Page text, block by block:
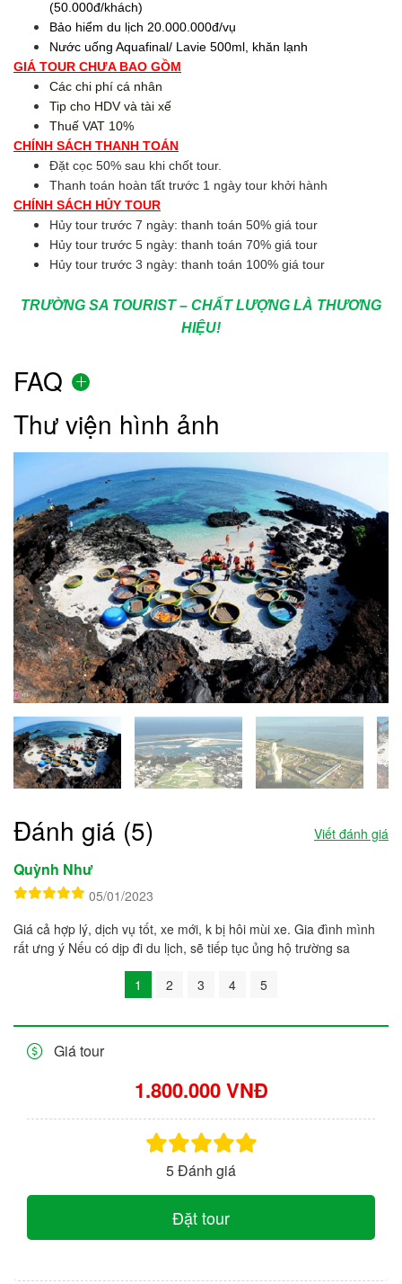
(50.000đ/khách)
Bảo hiểm du lịch 20.000.000đ/vụ
Nước uống Aquafinal/ Lavie 500ml, khăn lạnh
GIÁ TOUR CHƯA BAO GỒM
Các chi phí cá nhân
Tip cho HDV và tài xế
Thuế VAT 10%
CHÍNH SÁCH THANH TOÁN
Đặt cọc 50% sau khi chốt tour.
Thanh toán hoàn tất trước 1 ngày tour khởi hành
CHÍNH SÁCH HỦY TOUR
Hủy tour trước 7 ngày: thanh toán 50% giá tour
Hủy tour trước 5 ngày: thanh toán 70% giá tour
Hủy tour trước 3 ngày: thanh toán 100% giá tour
TRƯỜNG SA TOURIST – CHẤT LƯỢNG LÀ THƯƠNG
HIỆU!
FAQ
Thư viện hình ảnh
Đánh giá (5) Viết đánh giá
Quỳnh Như
05/01/2023
Giá cả hợp lý, dịch vụ tốt, xe mới, k bị hôi mùi xe. Gia đình mình
rất ưng ý Nếu có dịp đi du lịch, sẽ tiếp tục ủng hộ trường sa
1 2 3 4 5
Giá tour
1.800.000 VNĐ
5 Đánh giá
Đặt tour